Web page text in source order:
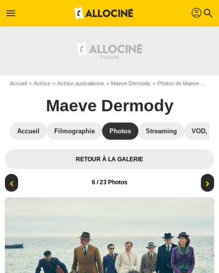
menu profil search
Accueil Actrice Actrice australienne Maeve Dermody Photos de Maeve Dermody
Maeve Dermody
Accueil Filmographie Photos Streaming VOD,
RETOUR À LA GALERIE
6/ 23 Photos